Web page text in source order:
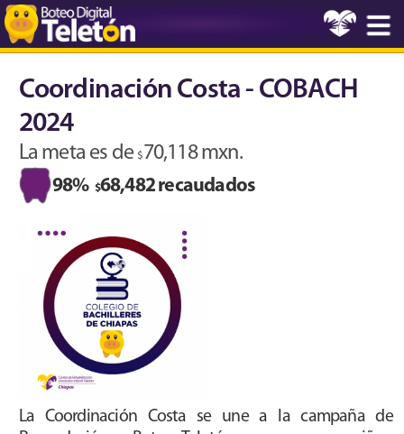
Coordinación Costa - COBACH
2024
La meta es de $70,118 mxn.
98% $68,482 recaudados
La Coordinación Costa se une a la campaña de